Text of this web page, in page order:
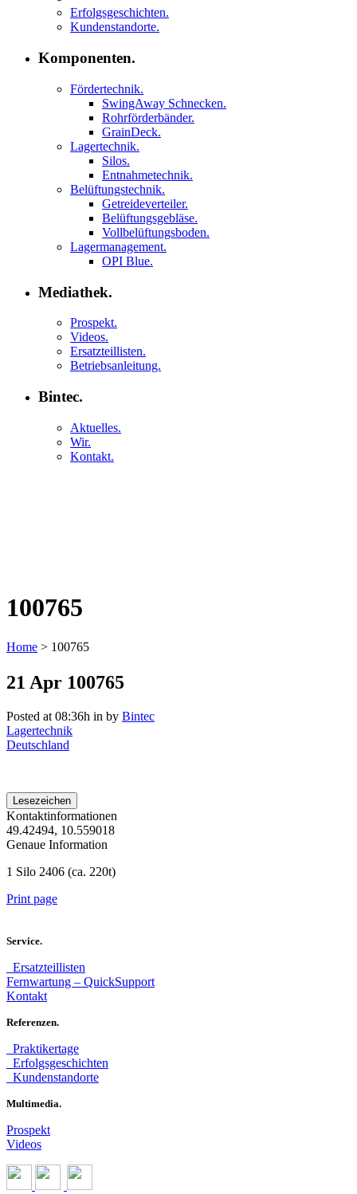
Erfolgsgeschichten.
Kundenstandorte.
Komponenten.
Fördertechnik.
SwingAway Schnecken.
Rohrförderbänder.
GrainDeck.
Lagertechnik.
Silos.
Entnahmetechnik.
Belüftungstechnik.
Getreideverteiler.
Belüftungsgebläse.
Vollbelüftungsboden.
Lagermanagement.
OPI Blue.
Mediathek.
Prospekt.
Videos.
Ersatzteillisten.
Betriebsanleitung.
Bintec.
Aktuelles.
Wir.
Kontakt.
100765
Home > 100765
21 Apr 100765
Posted at 08:36h in by Bintec
Lagertechnik
Deutschland
Lesezeichen
Kontaktinformationen
49.42494, 10.559018
Genaue Information
1 Silo 2406 (ca. 220t)
Print page
Service.
Ersatzteillisten
Fernwartung – QuickSupport
Kontakt
Referenzen.
Praktikertage
Erfolgsgeschichten
Kundenstandorte
Multimedia.
Prospekt
Videos